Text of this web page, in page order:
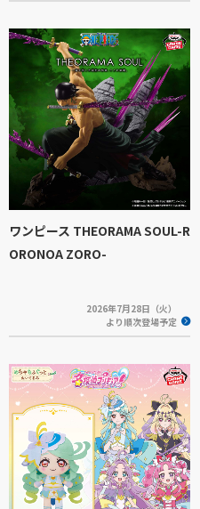
ワンピース THEORAMA SOUL-R
ORONOA ZORO-
2026年7月28日（火）
より順次登場予定